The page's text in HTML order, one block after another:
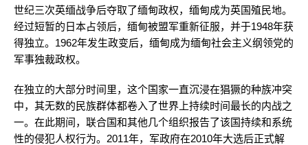
世纪三次英缅战争后夺取了缅甸政权，缅甸成为英国殖民地。
经过短暂的日本占领后，缅甸被盟军重新征服，并于1948年获
得独立。1962年发生政变后，缅甸成为缅甸社会主义纲领党的
军事独裁政权。
在独立的大部分时间里，这个国家一直沉浸在猖獗的种族冲突
中，其无数的民族群体都卷入了世界上持续时间最长的内战之
一。在此期间，联合国和其他几个组织报告了该国持续和系统
性的侵犯人权行为。2011年，军政府在2010年大选后正式解